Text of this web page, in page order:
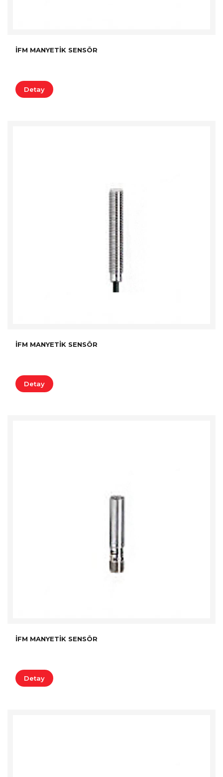
İFM MANYETIK SENSÖR
Detay
İFM MANYETIK SENSÖR
Detay
İFM MANYETIK SENSÖR
Detay